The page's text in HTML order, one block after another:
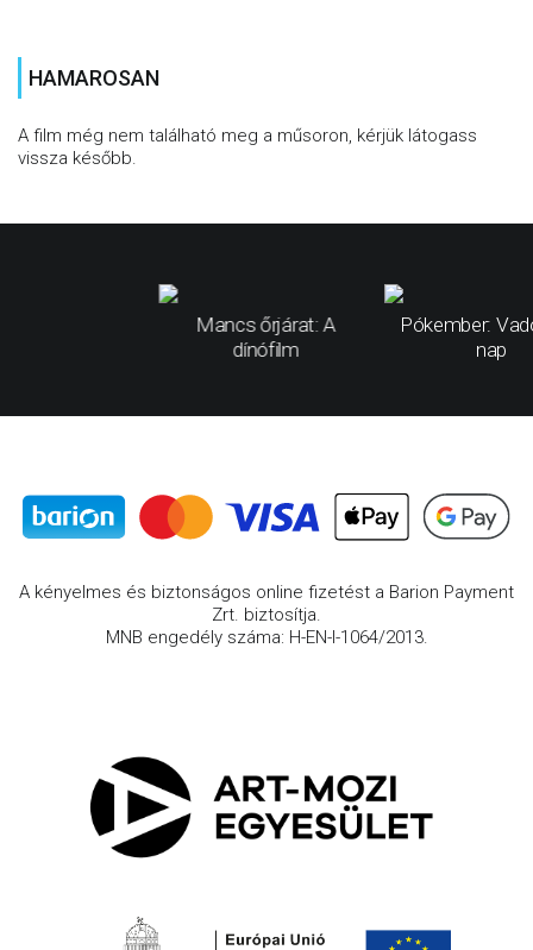
HAMAROSAN
A film még nem található meg a műsoron, kérjük látogass
vissza később.
Mancs őrjárat: A
dínófilm
Pókember:
nap
A kényelmes és biztonságos online fizetést a Barion Payment
Zrt. biztosítja.
MNB engedély száma: H-EN-I-1064/2013.